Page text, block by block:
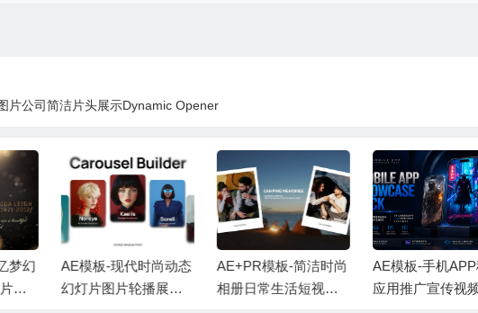
片公司简洁片头展示Dynamic Opener
AE模板-现代时尚动态
幻灯片图片轮播展示
AE+PR模板-简洁时尚
相册日常生活短视频
AE模板-手机APP移动
应用推广宣传视频展